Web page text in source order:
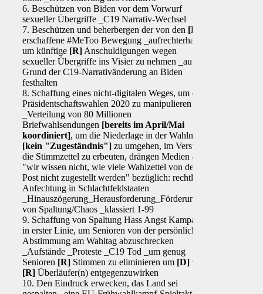
6. Beschützen von Biden vor dem Vorwurf
sexueller Übergriffe _C19 Narrativ-Wechsel
7. Beschützen und beherbergen der von den [D]
erschaffene #MeToo Bewegung _aufrechterhalten,
um künftige [R] Anschuldigungen wegen
sexueller Übergriffe ins Visier zu nehmen _auf
Grund der C19-Narrativänderung an Biden
festhalten
8. Schaffung eines nicht-digitalen Weges, um die
Präsidentschaftswahlen 2020 zu manipulieren
_Verteilung von 80 Millionen
Briefwahlsendungen [bereits im April/Mai
koordiniert], um die Niederlage in der Wahlnacht
[kein "Zugeständnis"] zu umgehen, im Versuch,
die Stimmzettel zu erbeuten, drängen Medien auf
"wir wissen nicht, wie viele Wahlzettel von der
Post nicht zugestellt werden" bezüglich: rechtliche
Anfechtung in Schlachtfeldstaaten
_Hinauszögerung_Herausforderung_Förderung
von Spaltung/Chaos _klassiert 1-99
9. Schaffung von Spaltung Hass Angst Kampagne
in erster Linie, um Senioren von der persönlichen
Abstimmung am Wahltag abzuschrecken
_Aufstände _Proteste _C19 Tod _um genug
Senioren [R] Stimmen zu eliminieren um [D] zu
[R] Überläufer(n) entgegenzuwirken
10. Den Eindruck erwecken, das Land sei